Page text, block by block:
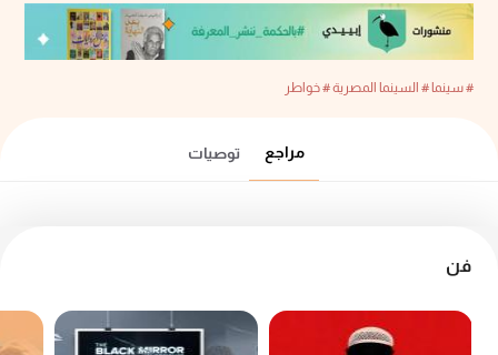
# سينما # السينما المصرية# خواطر
مراجع توصيات
فن